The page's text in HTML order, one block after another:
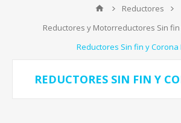
Reductores
Reductores y Motorreductores Sin
Reductores Sin fin y Corona
REDUCTORES SIN FIN Y